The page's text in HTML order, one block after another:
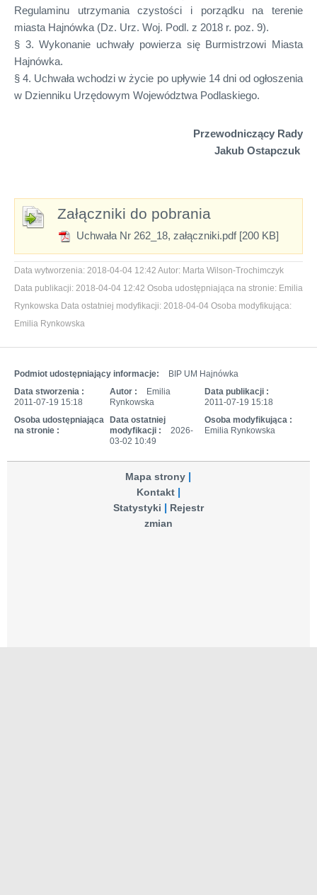
Regulaminu utrzymania czystości i porządku na terenie
miasta Hajnówka (Dz. Urz. Woj. Podl. z 2018 r. poz. 9).
§ 3. Wykonanie uchwały powierza się Burmistrzowi Miasta
Hajnówka.
§ 4. Uchwała wchodzi w życie po upływie 14 dni od ogłoszenia
w Dzienniku Urzędowym Województwa Podlaskiego.
Przewodniczący Rady
Jakub Ostapczuk
Załączniki do pobrania
Uchwała Nr 262_18, załączniki.pdf [200 KB]
Data wytworzenia: 2018-04-04 12:42 Autor: Marta Wilson-Trochimczyk
Data publikacji: 2018-04-04 12:42 Osoba udostępniająca na stronie: Emilia
Rynkowska Data ostatniej modyfikacji: 2018-04-04 Osoba modyfikująca:
Emilia Rynkowska
Podmiot udostępniający informacje:
BIP UM Hajnówka
Data stworzenia :
2011-07-19 15:18
Autor :
Emilia
Rynkowska
Data publikacji :
2011-07-19 15:18
Osoba udostępniająca
na stronie :
Data ostatniej
modyfikacji :
2026-
03-02 10:49
Osoba modyfikująca :
Emilia Rynkowska
Mapa strony
Kontakt
Statystyki
Rejestr
zmian